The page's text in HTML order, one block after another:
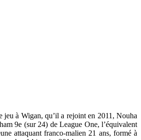
jeu à Wigan, qu’il a rejoint en 2011, Nouha
9e (sur 24) de League One, l’équivalent
attaquant franco-malien 21 ans, formé à